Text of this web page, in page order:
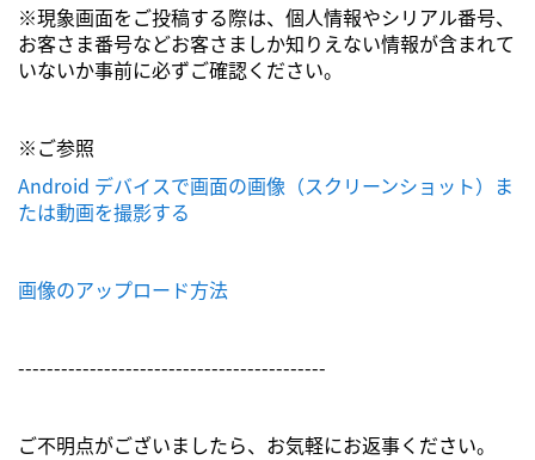
※現象画面をご投稿する際は、個人情報やシリアル番号、
お客さま番号などお客さましか知りえない情報が含まれて
いないか事前に必ずご確認ください。
※ご参照
Android デバイスで画面の画像（スクリーンショット）ま
たは動画を撮影する
画像のアップロード方法
-------------------------------------------
ご不明点がございましたら、お気軽にお返事ください。